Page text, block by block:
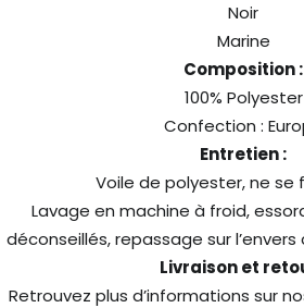
Noir
Marine
Composition :
100% Polyester
Confection :
Entretien :
Voile de polyester, ne se
Lavage en machine à froid,
déconseillés, repassage sur
Livraison et
Retrouvez plus d’informations sur